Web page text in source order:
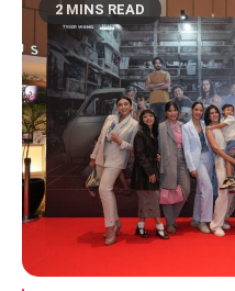
2 MINS READ